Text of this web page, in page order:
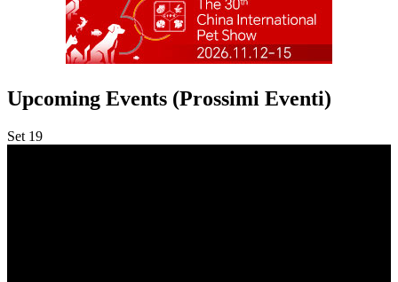
Upcoming Events (Prossimi Eventi)
Set 19